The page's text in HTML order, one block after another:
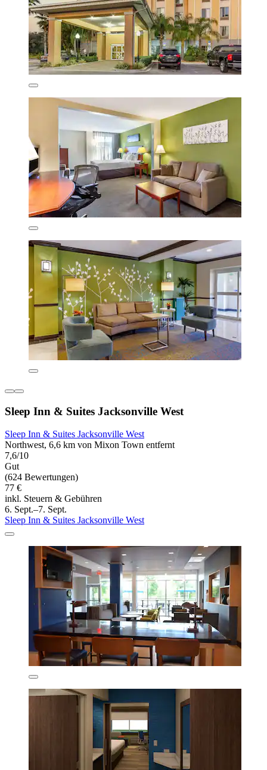
Sleep Inn & Suites Jacksonville West
Sleep Inn & Suites Jacksonville West
Northwest, 6,6 km von Mixon Town entfernt
7,6/10
Gut
(624 Bewertungen)
77 €
inkl. Steuern & Gebühren
6. Sept.–7. Sept.
Sleep Inn & Suites Jacksonville West